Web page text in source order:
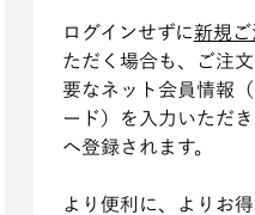
ログインせずに新規
ただく場合も、ご注
要なネット会員情報
ード）を入力いただ
へ登録されます。
より便利に、よりお